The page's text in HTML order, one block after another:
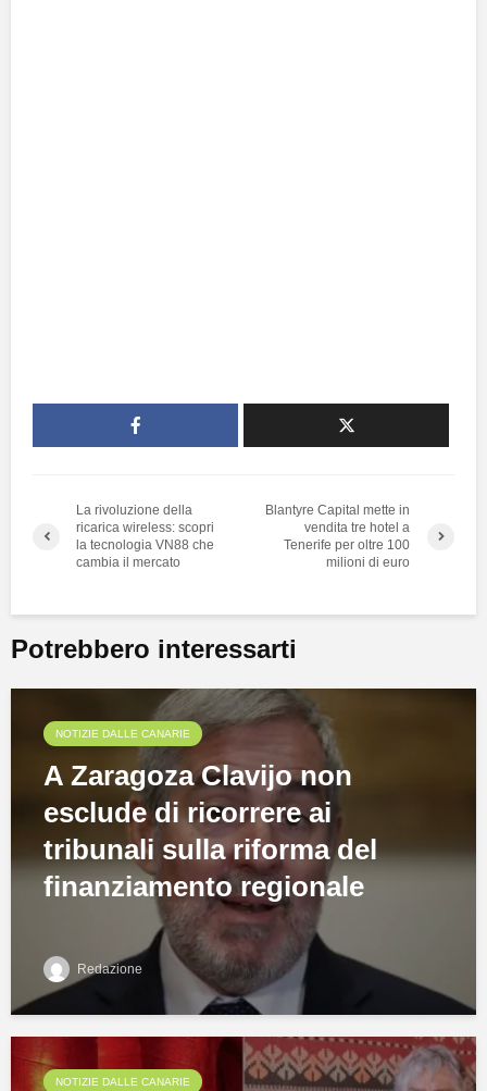
La rivoluzione della
ricarica wireless: scopri
la tecnologia VN88 che
cambia il mercato
Blantyre Capital mette in
vendita tre hotel a
Tenerife per oltre 100
milioni di euro
Potrebbero interessarti
NOTIZIE DALLE CANARIE
A Zaragoza Clavijo non
esclude di ricorrere ai
tribunali sulla riforma del
finanziamento regionale
Redazione
NOTIZIE DALLE CANARIE